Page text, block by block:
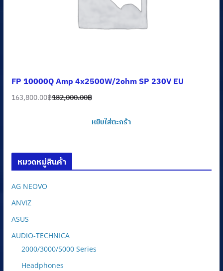
FP 10000Q Amp 4x2500W/2ohm SP 230V EU
182,000.00฿
Original
163,800.00฿
Current
หยิบใส่ตะกร้า
หมวดหมู่สินค้า
AG NEOVO
ANVIZ
ASUS
AUDIO-TECHNICA
2000/3000/5000 Series
Headphones